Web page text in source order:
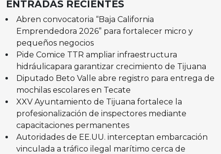
ENTRADAS RECIENTES
Abren convocatoria “Baja California
Emprendedora 2026” para fortalecer micro y
pequeños negocios
Pide Comice TTR ampliar infraestructura
hidráulicapara garantizar crecimiento de Tijuana
Diputado Beto Valle abre registro para entrega de
mochilas escolares en Tecate
XXV Ayuntamiento de Tijuana fortalece la
profesionalización de inspectores mediante
capacitaciones permanentes
Autoridades de EE.UU. interceptan embarcación
vinculada a tráfico ilegal marítimo cerca de